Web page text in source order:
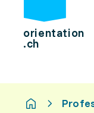
orientation
.ch